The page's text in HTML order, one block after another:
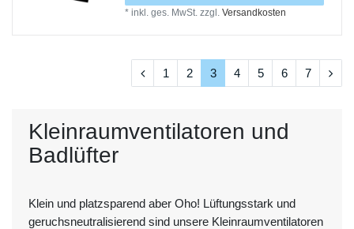
*inkl. ges. MwSt. zzgl.Versandkosten
1 2 3 4 5 6 7
Kleinraumventilatoren und
Badlüfter
Klein und platzsparend aber Oho! Lüftungsstark und
geruchsneutralisierend sind unsere Kleinraumventilatoren